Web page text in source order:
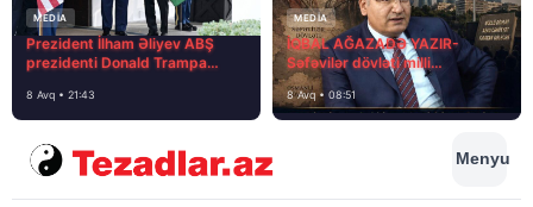
MEDİA
Prezident İlham Əliyev ABŞ
prezidenti Donald Trampa
8 Avq • 21:43
MEDİA
İQBAL AĞAZADƏ YAZIR-
Səfəvilər dövləti milli
dövlətdirmi?
8 Avq • 08:51
Menyu